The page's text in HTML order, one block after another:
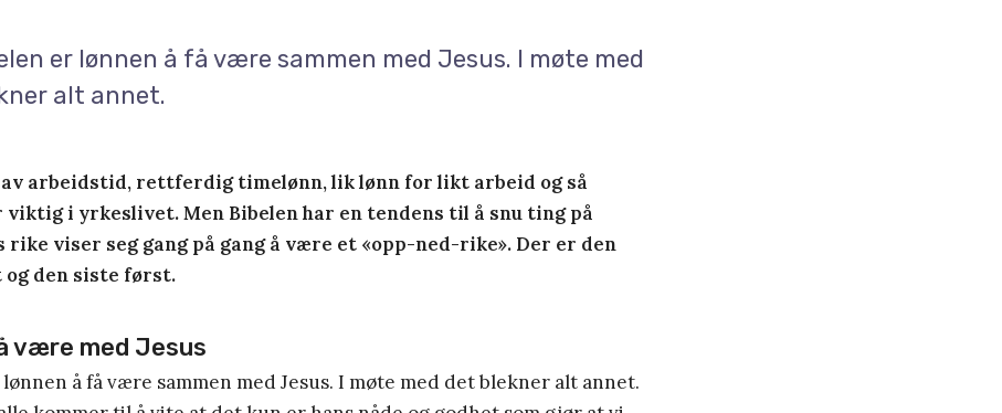
er lønnen å få være sammen med Jesus. I møte med
alt annet.
arbeidstid, rettferdig timelønn, lik lønn for likt arbeid og så
viktig i yrkeslivet. Men Bibelen har en tendens til å snu ting på
rike viser seg gang på gang å være et «opp-ned-rike». Der er den
den siste først.
være med Jesus
å få være sammen med Jesus. I møte med det blekner alt annet.